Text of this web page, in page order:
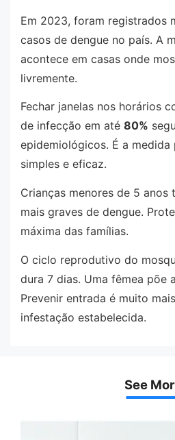
Em 2023, foram registrados
casos de dengue no país. A
acontece em casas onde
livremente.
Fechar janelas nos horários
de infecção em até 80%
epidemiológicos. É a medida
simples e eficaz.
Crianças menores de 5 anos
mais graves de dengue.
máxima das famílias.
O ciclo reprodutivo do
dura 7 dias. Uma fêmea põe
Prevenir entrada é muito
infestação estabelecida.
See